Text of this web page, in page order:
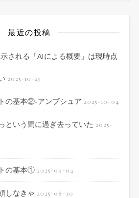
最近の投稿
される「AIによる概要」は現時点
2025-10-25
の基本②-アンブシュア 2025-10-04
という間に過ぎ去っていた 2025-
の基本① 2025-09-04
しなきゃ 2025-08-30